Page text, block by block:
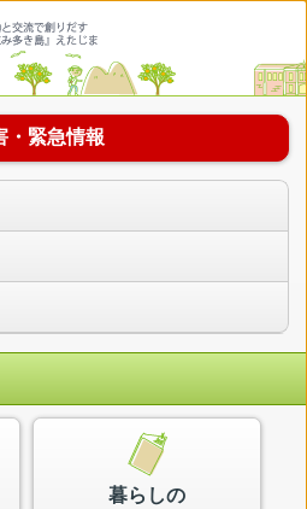
・緊急情報
る江田島市の支援
事業】えたじま生活応援クー
政策推進会議が開催されまし
定期検査を行います
」の大提灯展示
】ピラティス講座
暮らしの